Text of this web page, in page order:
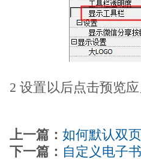
2设置以后点击预览
上一篇： 如何默认双
下一篇： 自定义电子